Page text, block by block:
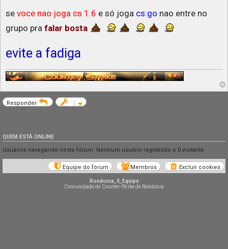
se voce nao joga cs 1.6 e só joga cs:go nao entre no
grupo pra falar bosta
evite a fadiga
Responder
QUEM ESTÁ ONLINE
Usuários navegando neste fórum: Nenhum usuário registrado e 0 visitante
Excluir cookies
Membros
Equipe do fórum
Rondonia_X_Equipe
Comunidade de Counter-Strike de Rondonia